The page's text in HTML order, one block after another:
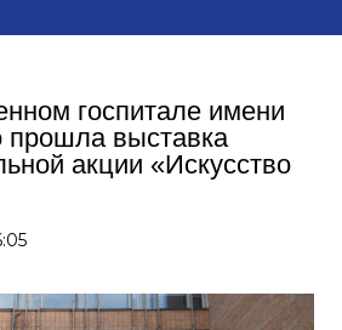
госпитале имени
выставка
акции «Искусство